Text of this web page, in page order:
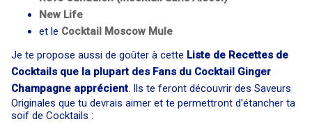
New Life
et le Cocktail Moscow Mule
Je te propose aussi de goûter à cette Liste de Recettes de
Cocktails que la plupart des Fans du Cocktail Ginger
Champagne apprécient. Ils te feront découvrir des Saveurs
Originales que tu devrais aimer et te permettront d'étancher ta
soif de Cocktails :